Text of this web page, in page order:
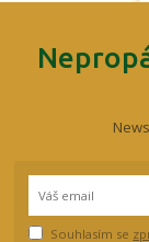
Souhlasím se